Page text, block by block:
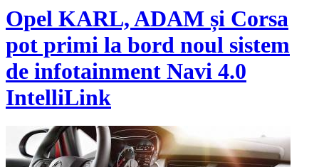
Opel KARL, ADAM și Corsa
pot primi la bord noul sistem
de infotainment Navi 4.0
IntelliLink